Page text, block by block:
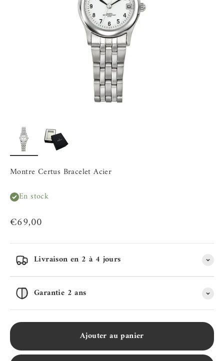
Montre Certus Bracelet Acier
En stock
Prix de vente
€69,00
Livraison en 2 à 4 jours
Garantie 2 ans
Ajouter au panier